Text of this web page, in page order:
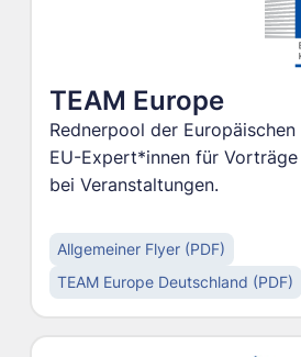
TEAM Europe
Rednerpool der Europäischen
EU-Expert*innen für
bei Veranstaltungen.
Allgemeiner Flyer (PDF)
TEAM Europe Deutschland (PDF)